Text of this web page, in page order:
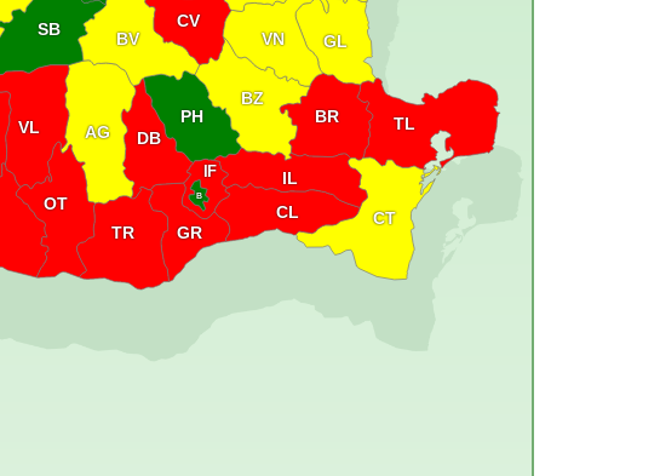
PH
IF
GL
BZ
BR
TL
CT
GR
DB
AG
SB
VL
BV
CV
VN
OT
TR
B
CL
IL